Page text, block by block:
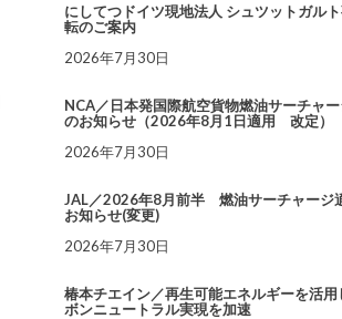
にしてつドイツ現地法人 シュツットガル
転のご案内
2026年7月30日
NCA／日本発国際航空貨物燃油サーチャ
のお知らせ（2026年8月1日適用 改定）
2026年7月30日
JAL／2026年8月前半 燃油サーチャージ
お知らせ(変更)
2026年7月30日
椿本チエイン／再生可能エネルギーを活用
ボンニュートラル実現を加速